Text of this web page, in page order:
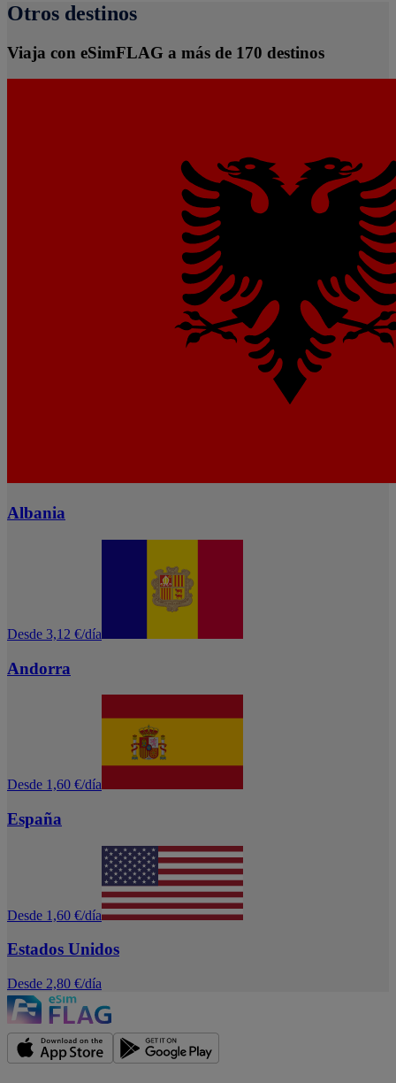
Otros destinos
Viaja con eSimFLAG a más de 170 destinos
Albania
Desde 3,12 €/día
Andorra
Desde 1,60 €/día
España
Desde 1,60 €/día
Estados Unidos
Desde 2,80 €/día